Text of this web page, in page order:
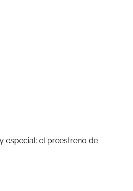
especial: el preestreno de